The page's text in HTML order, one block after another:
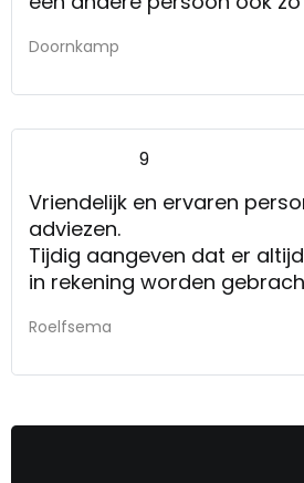
moet wel zeggen dat als je
dus echt de winkel
Doornkamp
9
Vriendelijk en ervaren
adviezen.
Tijdig aangeven dat er
in rekening worden
Roelfsema